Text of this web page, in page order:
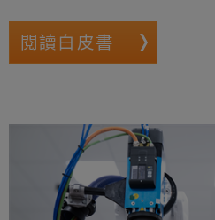
閱讀白皮書